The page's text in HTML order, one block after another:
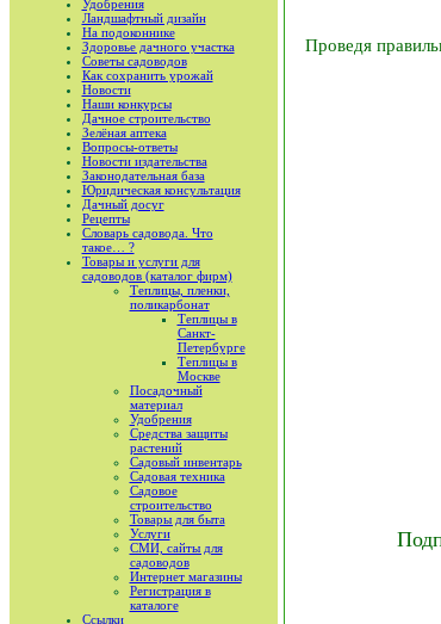
Удобрения
Ландшафтный дизайн
На подоконнике
Здоровье дачного участка
Советы садоводов
Как сохранить урожай
Новости
Наши конкурсы
Дачное строительство
Зелёная аптека
Вопросы-ответы
Новости издательства
Законодательная база
Юридическая консультация
Дачный досуг
Рецепты
Словарь садовода. Что
такое… ?
Товары и услуги для
садоводов (каталог фирм)
Теплицы, пленки,
поликарбонат
Теплицы в
Санкт-
Петербурге
Теплицы в
Москве
Посадочный
материал
Удобрения
Средства защиты
растений
Садовый инвентарь
Садовая техника
Садовое
строительство
Товары для быта
Услуги
СМИ, сайты для
садоводов
Интернет магазины
Регистрация в
каталоге
Ссылки
Проведя